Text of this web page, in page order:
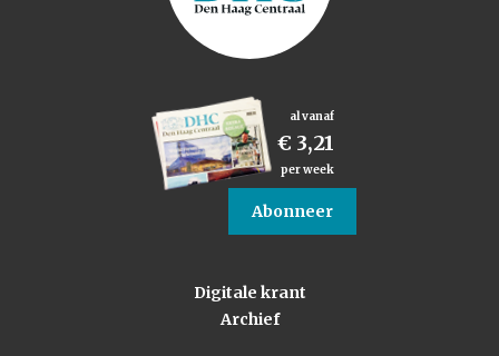
al vanaf
€ 3,21
per week
Abonneer
Digitale krant
Archief